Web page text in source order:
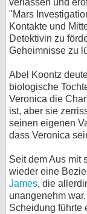
verlassen und
"Mars
Kontakte und
Detektivin zu
Geheimnisse zu
Abel Koontz
biologische
Veronica die
ist, aber sie
seinen eigenen
dass Veronica
Seit dem Aus mit
wieder eine
James, die
unangenehm
Scheidung führte